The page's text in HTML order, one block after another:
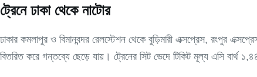
ট্রেনে ঢাকা থেকে নাটোর
ঢাকার কমলাপুর ও বিমানবন্দর রেলস্টেশন থেকে বুড়িমারী এক্সপ্রেস, রংপুর
বিতরিত করে গন্তব্যে ছেড়ে যায়। ট্রেনের সিট ভেদে টিকিট মূল্য এসি বার্থ